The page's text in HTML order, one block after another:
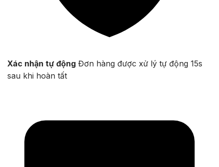
Xác nhận tự động Đơn hàng được xử lý tự động 15s
sau khi hoàn tất